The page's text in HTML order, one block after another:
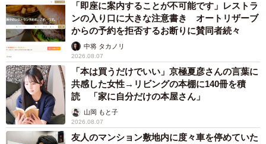
「即座に案内することが不可能です」レストラ
ンの入り口に大きな注意書き オートリザーブ
からの予約を拒否するお断りに賛同者続々
中将 タカノリ
2026.08.07
「本は買うだけでいい」京極夏彦さんの言葉に
共感した女性→リビングの本棚に140冊を積
読 「家に自分だけの本屋さん」
山岡 もと子
2026.08.07
友人のマンション敷地内に度々車を停めていた